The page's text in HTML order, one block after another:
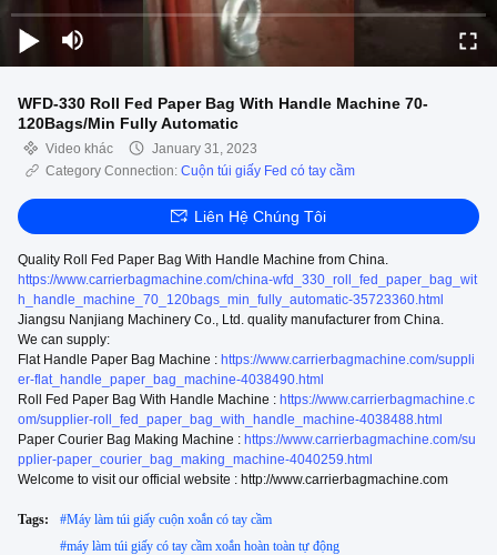
WFD-330 Roll Fed Paper Bag With Handle Machine 70-
120Bags/Min Fully Automatic
Video khác
January 31, 2023
Category Connection: Cuộn túi giấy Fed có tay cầm
Liên Hệ Chúng Tôi
Quality Roll Fed Paper Bag With Handle Machine from China.
https://www.carrierbagmachine.com/china-wfd_330_roll_fed_paper_bag_wit
h_handle_machine_70_120bags_min_fully_automatic-35723360.html
Jiangsu Nanjiang Machinery Co., Ltd. quality manufacturer from China.
We can supply:
Flat Handle Paper Bag Machine : https://www.carrierbagmachine.com/suppli
er-flat_handle_paper_bag_machine-4038490.html
Roll Fed Paper Bag With Handle Machine : https://www.carrierbagmachine.c
om/supplier-roll_fed_paper_bag_with_handle_machine-4038488.html
Paper Courier Bag Making Machine : https://www.carrierbagmachine.com/su
pplier-paper_courier_bag_making_machine-4040259.html
Welcome to visit our official website : http://www.carrierbagmachine.com
Tags: #Máy làm túi giấy cuộn xoắn có tay cầm
#máy làm túi giấy có tay cầm xoắn hoàn toàn tự động